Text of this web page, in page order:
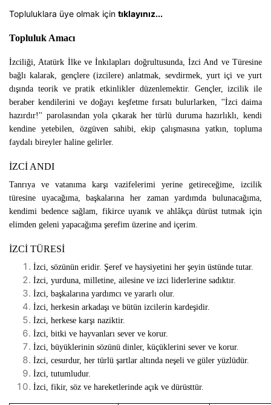
Topluluklara üye olmak için tıklayınız...
Topluluk Amacı
İzciliği, Atatürk İlke ve İnkılapları doğrultusunda, İzci And ve Türesine
bağlı kalarak, gençlere (izcilere) anlatmak, sevdirmek, yurt içi ve yurt
dışında teorik ve pratik etkinlikler düzenlemektir. Gençler, izcilik ile
beraber kendilerini ve doğayı keşfetme fırsatı bulurlarken, ''İzci daima
hazırdır!'' parolasından yola çıkarak her türlü duruma hazırlıklı, kendi
kendine yetebilen, özgüven sahibi, ekip çalışmasına yatkın, topluma
faydalı bireyler haline gelirler.
İZCİ ANDI
Tanrıya ve vatanıma karşı vazifelerimi yerine getireceğime, izcilik
türesine uyacağıma, başkalarına her zaman yardımda bulunacağıma,
kendimi bedence sağlam, fikirce uyanık ve ahlâkça dürüst tutmak için
elimden geleni yapacağıma şerefim üzerine and içerim.
İZCİ TÜRESİ
İzci, sözünün eridir. Şeref ve haysiyetini her şeyin üstünde tutar.
İzci, yurduna, milletine, ailesine ve izci liderlerine sadıktır.
İzci, başkalarına yardımcı ve yararlı olur.
İzci, herkesin arkadaşı ve bütün izcilerin kardeşidir.
İzci, herkese karşı naziktir.
İzci, bitki ve hayvanları sever ve korur.
İzci, büyüklerinin sözünü dinler, küçüklerini sever ve korur.
İzci, cesurdur, her türlü şartlar altında neşeli ve güler yüzlüdür.
İzci, tutumludur.
İzci, fikir, söz ve hareketlerinde açık ve dürüsttür.